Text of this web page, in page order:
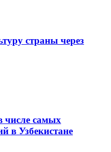
страны через
числе самых
в Узбекистане